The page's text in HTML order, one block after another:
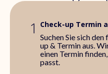
1
Check-up Termin
Suchen Sie sich
up & Termin aus.
einen Termin
passt.